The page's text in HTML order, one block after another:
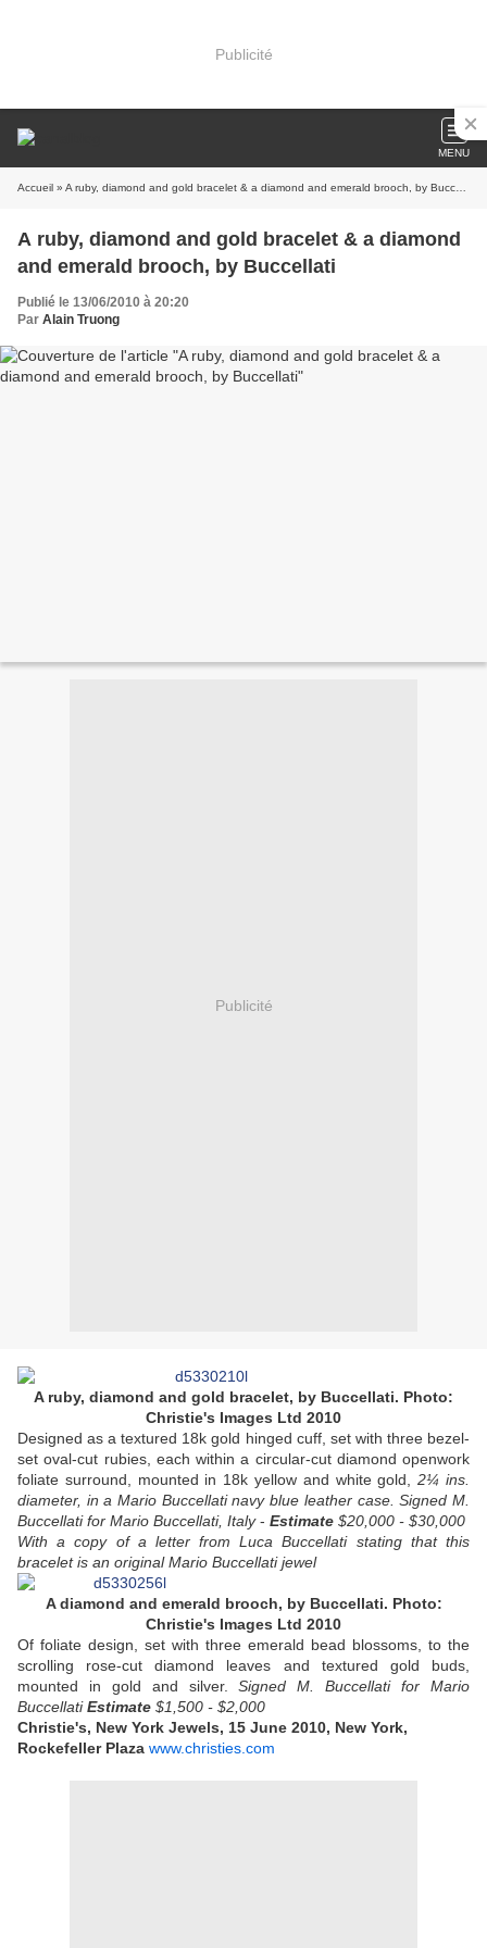
Publicité
MENU
Accueil » A ruby, diamond and gold bracelet & a diamond and emerald brooch, by Buccellati
A ruby, diamond and gold bracelet & a diamond
and emerald brooch, by Buccellati
Publié le 13/06/2010 à 20:20
Par Alain Truong
Publicité
A ruby, diamond and gold bracelet, by Buccellati. Photo:
Christie's Images Ltd 2010
Designed as a textured 18k gold hinged cuff, set with three bezel-
set oval-cut rubies, each within a circular-cut diamond openwork
foliate surround, mounted in 18k yellow and white gold,2¼ ins.
diameter, in a Mario Buccellati navy blue leather case.Signed M.
Buccellati for Mario Buccellati, Italy- Estimate $20,000 - $30,000
With a copy of a letter from Luca Buccellati stating that this
bracelet is an original Mario Buccellati jewel
A diamond and emerald brooch, by Buccellati. Photo:
Christie's Images Ltd 2010
Of foliate design, set with three emerald bead blossoms, to the
scrolling rose-cut diamond leaves and textured gold buds,
mounted in gold and silver.Signed M. Buccellati for Mario
Buccellati Estimate $1,500 - $2,000
Christie's, New York Jewels, 15 June 2010, New York,
Rockefeller Plaza www.christies.com